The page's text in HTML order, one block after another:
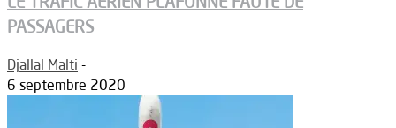
PASSAGERS
Djallal Malti -
6 septembre 2020